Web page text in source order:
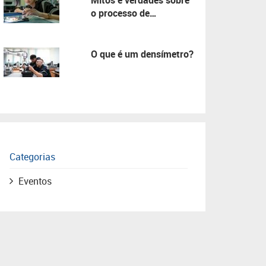
o processo de
O que é um densímetro?
Categorias
Eventos